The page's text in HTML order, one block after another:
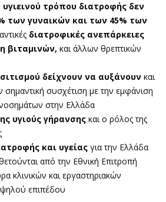
υγιεινού τρόπου διατροφής δεν
των γυναικών και των 45% των
διατροφικές ανεπάρκειες
βιταμινών, και άλλων θρεπτικών
δείχνουν να αυξάνουν και
συσχέτιση με την εμφάνιση
στην Ελλάδα
υγιούς γήρανσης και ο ρόλος της
και υγείας για την Ελλάδα
από την Εθνική Επιτροπή
κλινικών και εργαστηριακών
επιπέδου